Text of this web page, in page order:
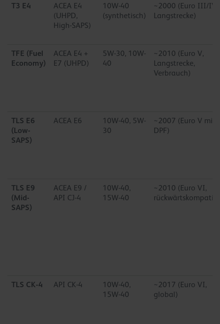
T3 E4
ACEA E4
(UHPD,
High-SAPS)
10W-40
(synthetisch)
~2000 (Euro III/IV,
Langstrecke)
TFE (Fuel
Economy)
ACEA E4 +
E7 (UHPD)
5W-30, 10W-
40
~2010 (Euro V,
Langstrecke,
Verbrauch)
TLS E6
(Low-
SAPS)
ACEA E6
10W-40, 5W-
30
~2007 (Euro V mit
DPF)
TLS E9
(Mid-
SAPS)
ACEA E9 /
API CJ-4
10W-40,
15W-40
~2010 (Euro VI,
TLS CK-4 API CK-4
10W-40,
15W-40
~2017 (Euro VI,
global)